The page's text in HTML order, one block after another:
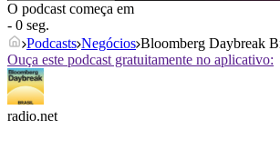
O podcast começa em
- 0 seg.
Podcasts Negócios Bloomberg Daybreak
Ouça este podcast gratuitamente no aplicativo:
radio.net